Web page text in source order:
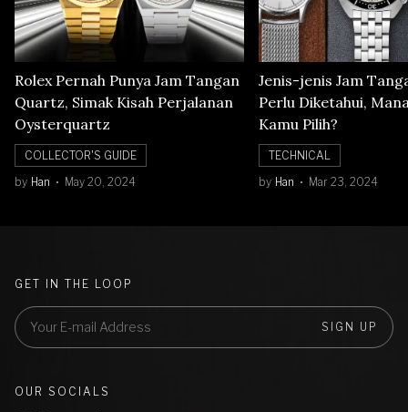
Rolex Pernah Punya Jam Tangan
Quartz, Simak Kisah Perjalanan
Oysterquartz
COLLECTOR'S GUIDE
by Han May 20, 2024
Jenis-jenis Jam
Perlu Diketahui,
Kamu Pilih?
TECHNICAL
by Han Mar 23, 2024
GET IN THE LOOP
SIGN UP
OUR SOCIALS